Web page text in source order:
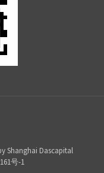
Shanghai Dascapital
号-1